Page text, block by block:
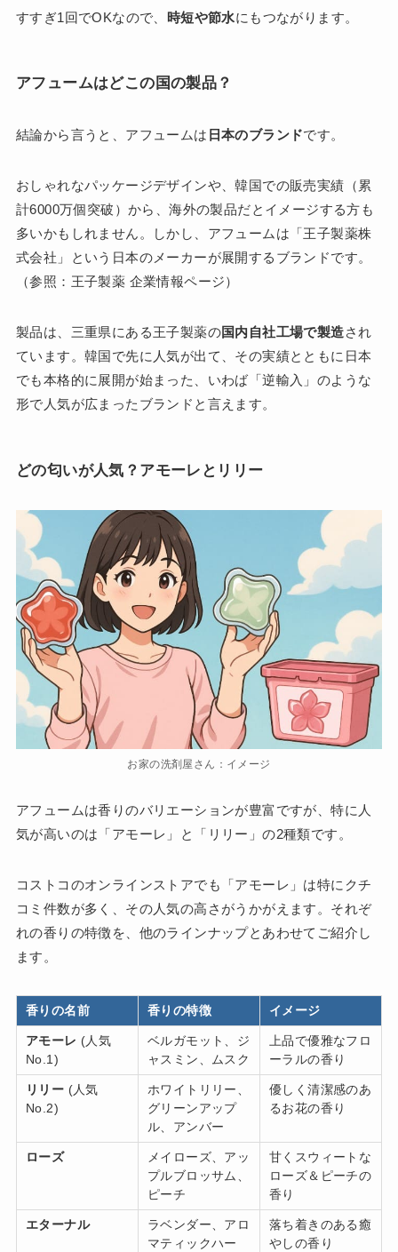
すすぎ1回でOKなので、 時短や節水にもつながります。
アフュームはどこの国の製品？
結論から言うと、アフュームは 日本のブランドです。
おしゃれなパッケージデザインや、韓国での販売実績（累
計6000万個突破）から、海外の製品だとイメージする方も
多いかもしれません。しかし、アフュームは「王子製薬株
式会社」という日本のメーカーが展開するブランドです。
（参照：王子製薬 企業情報ページ）
製品は、三重県にある王子製薬の国内自社工場で製造され
ています。韓国で先に人気が出て、その実績とともに日本
でも本格的に展開が始まった、いわば「逆輸入」のような
形で人気が広まったブランドと言えます。
どの匂いが人気？アモーレとリリー
お家の洗剤屋さん：イメージ
アフュームは香りのバリエーションが豊富ですが、特に人
気が高いのは「アモーレ」と「リリー」の2種類です。
コストコのオンラインストアでも「アモーレ」は特にクチ
コミ件数が多く、その人気の高さがうかがえます。それぞ
れの香りの特徴を、他のラインナップとあわせてご紹介し
ます。
香りの名前 香りの特徴 イメージ
アモーレ (人気
No.1)
ベルガモット、ジ
ャスミン、ムスク
上品で優雅なフロ
ーラルの香り
リリー (人気
No.2)
ホワイトリリー、
グリーンアップ
ル、アンバー
優しく清潔感のあ
るお花の香り
ローズ
メイローズ、アッ
プルブロッサム、
ピーチ
甘くスウィートな
ローズ＆ピーチの
香り
エターナル
ラベンダー、アロ
マティックハー
落ち着きのある癒
やしの香り